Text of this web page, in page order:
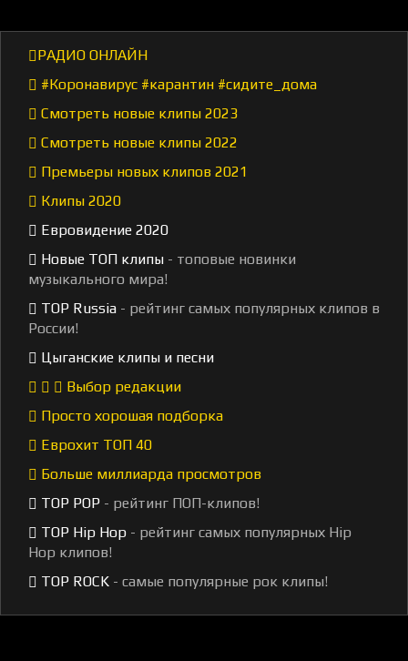
РАДИО ОНЛАЙН
#Коронавирус #карантин #сидите_дома
Смотреть новые клипы 2023
Смотреть новые клипы 2022
Премьеры новых клипов 2021
Клипы 2020
Евровидение 2020
Новые ТОП клипы - топовые новинки
музыкального мира!
TOP Russia - рейтинг самых популярных клипов в
России!
Цыганские клипы и песни
Выбор редакции
Просто хорошая подборка
Еврохит ТОП 40
Больше миллиарда просмотров
TOP POP - рейтинг ПОП-клипов!
TOP Hip Hop - рейтинг самых популярных Hip
Hop клипов!
TOP ROCK - самые популярные рок клипы!